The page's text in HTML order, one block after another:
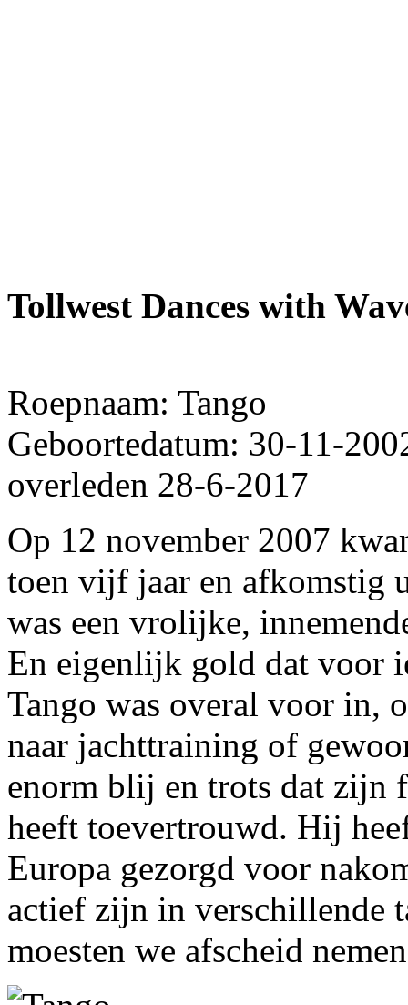
Tollwest Dances with
Roepnaam: Tango
Geboortedatum: 30-11-
overleden 28-6-2017
Op 12 november 2007
toen vijf jaar en afkomstig
was een vrolijke,
En eigenlijk gold dat voor
Tango was overal voor in,
naar jachttraining of
enorm blij en trots dat zijn
heeft toevertrouwd. Hij
Europa gezorgd voor
actief zijn in verschillende
moesten we afscheid